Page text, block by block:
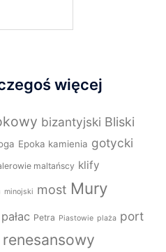
więcej
bizantyjski Bliski
Epoka kamienia gotycki
maltańscy klify
minojski most Mury
pałac Petra Piastowie plaża port
renesansowy